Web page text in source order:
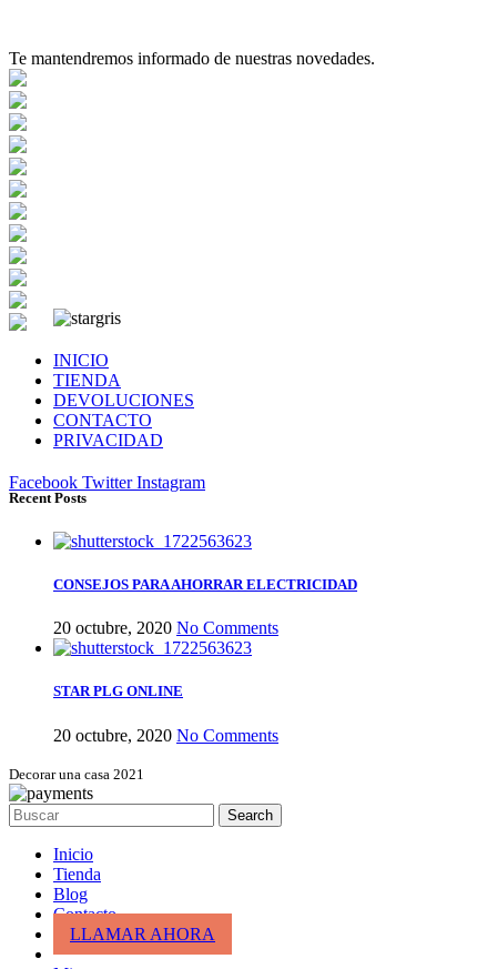
Te mantendremos informado de nuestras novedades.
INICIO
TIENDA
DEVOLUCIONES
CONTACTO
PRIVACIDAD
Facebook Twitter Instagram
Recent Posts
CONSEJOS PARA AHORRAR ELECTRICIDAD
20 octubre, 2020 No Comments
STAR PLG ONLINE
20 octubre, 2020 No Comments
Decorar una casa 2021
Search
Inicio
Tienda
Blog
Contacto
LLAMAR AHORA